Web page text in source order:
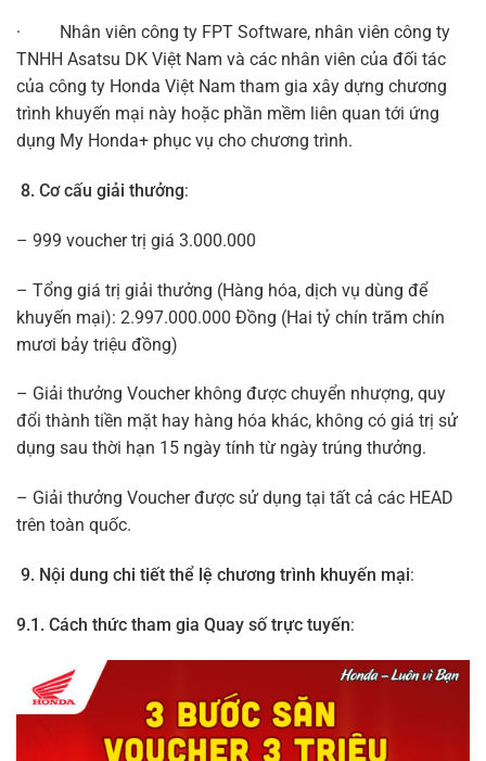
· Nhân viên công ty FPT Software, nhân viên công ty
TNHH Asatsu DK Việt Nam và các nhân viên của đối tác
của công ty Honda Việt Nam tham gia xây dựng chương
trình khuyến mại này hoặc phần mềm liên quan tới ứng
dụng My Honda+ phục vụ cho chương trình.
8. Cơ cấu giải thưởng:
– 999 voucher trị giá 3.000.000
– Tổng giá trị giải thưởng (Hàng hóa, dịch vụ dùng để
khuyến mại): 2.997.000.000 Đồng (Hai tỷ chín trăm chín
mươi bảy triệu đồng)
– Giải thưởng Voucher không được chuyển nhượng, quy
đổi thành tiền mặt hay hàng hóa khác, không có giá trị sử
dụng sau thời hạn 15 ngày tính từ ngày trúng thưởng.
– Giải thưởng Voucher được sử dụng tại tất cả các HEAD
trên toàn quốc.
9. Nội dung chi tiết thể lệ chương trình khuyến mại:
9.1. Cách thức tham gia Quay số trực tuyến: